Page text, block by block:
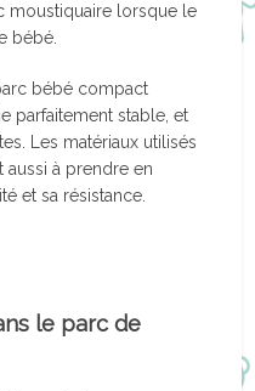
moustiquaire lorsque le
bébé.
bébé compact
parfaitement stable, et
Les matériaux utilisés
à prendre en
et sa résistance.
le parc de